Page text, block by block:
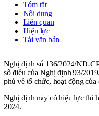
Tóm tắt
Nội dung
Liên quan
Hiệu lực
Tải văn bản
Nghị định số 136/2024/NĐ-
số điều của Nghị định 93/
phủ về tổ chức, hoạt động
Nghị định này có hiệu lực thi
2024.